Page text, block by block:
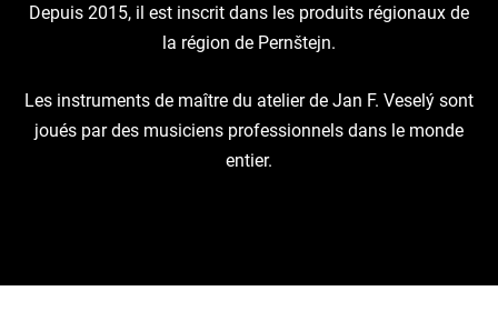
Depuis 2015, il est inscrit dans les produits régionaux de
la région de Pernštejn.
Les instruments de maître du atelier de Jan F. Veselý sont
joués par des musiciens professionnels dans le monde
entier.